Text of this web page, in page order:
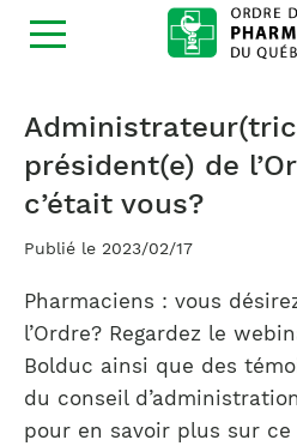
Ouvrir
la
président(e) de
c’était vous?
Publié le 2023/02/17
Pharmaciens : vous
l’Ordre? Regardez le
Bolduc ainsi que des
du conseil
pour en savoir plus sur ce